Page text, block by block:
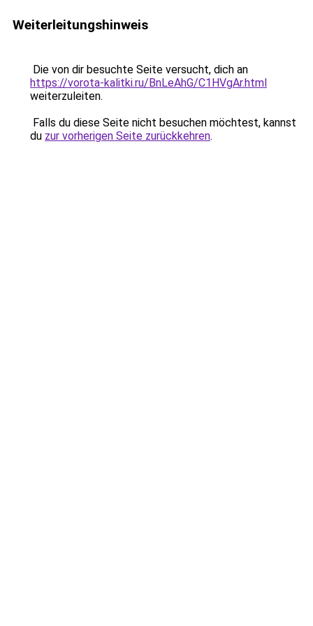
Weiterleitungshinweis
Die von dir besuchte Seite versucht, dich an
https://vorota-kalitki.ru/BnLeAhG/C1HVgAr.html
weiterzuleiten.
Falls du diese Seite nicht besuchen möchtest, kannst
du zur vorherigen Seite zurückkehren.